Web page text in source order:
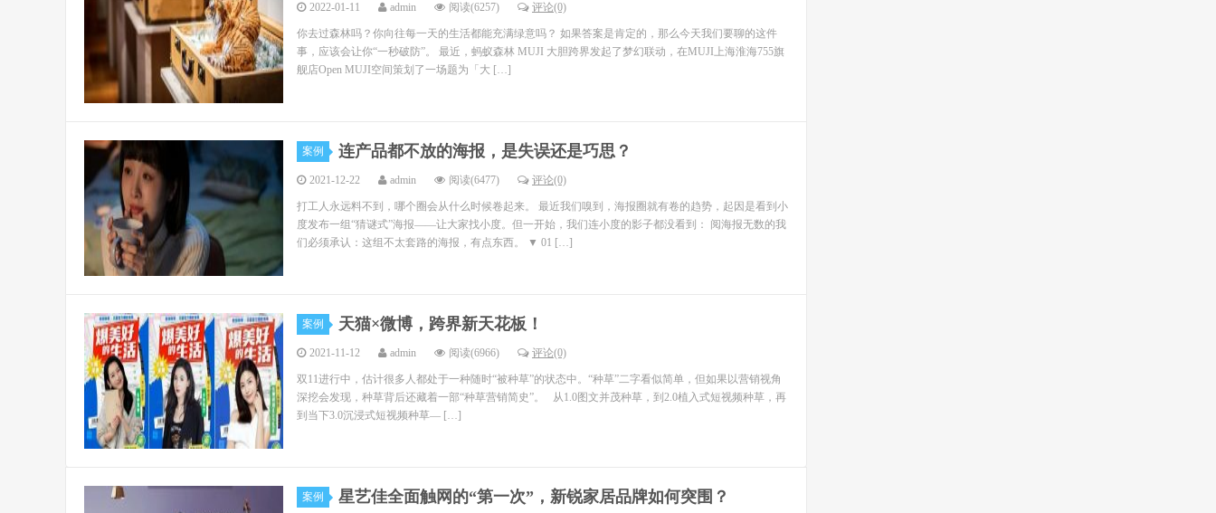
2022-01-11 admin 阅读(6257) 评论(0)
你去过森林吗？你向往每一天的生活都能充满绿意吗？ 如果答案是肯定的，那么今天我们要聊的这件
事，应该会让你“一秒破防”。 最近，蚂蚁森林 MUJI 大胆跨界发起了梦幻联动，在MUJI上海淮海755旗
舰店Open MUJI空间策划了一场题为「大 […]
案例 连产品都不放的海报，是失误还是巧思？
2021-12-22 admin 阅读(6477) 评论(0)
打工人永远料不到，哪个圈会从什么时候卷起来。 最近我们嗅到，海报圈就有卷的趋势，起因是看到小
度发布一组“猜谜式”海报——让大家找小度。但一开始，我们连小度的影子都没看到： 阅海报无数的我
们必须承认：这组不太套路的海报，有点东西。 ▼ 01 […]
案例 天猫×微博，跨界新天花板！
2021-11-12 admin 阅读(6966) 评论(0)
双11进行中，估计很多人都处于一种随时“被种草”的状态中。“种草”二字看似简单，但如果以营销视角
深挖会发现，种草背后还藏着一部“种草营销简史”。 从1.0图文并茂种草，到2.0植入式短视频种草，再
到当下3.0沉浸式短视频种草— […]
案例 星艺佳全面触网的“第一次”，新锐家居品牌如何突围？